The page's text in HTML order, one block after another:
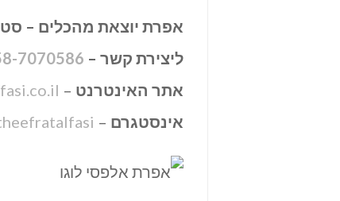
אפרת יוצאת מהכלים –
ליצירת קשר – 7070586
אתר האינטרנט –
אינסטגרם –